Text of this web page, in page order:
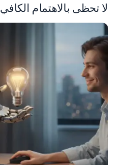
لا تحظى بالاهتمام الكافي